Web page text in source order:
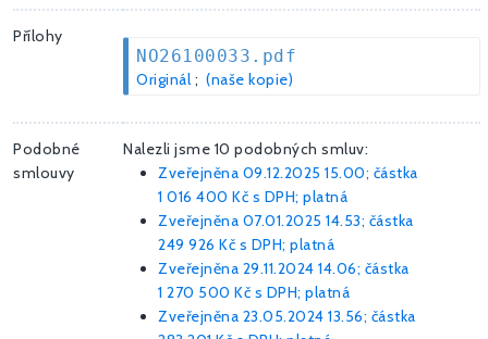
Přílohy
NO26100033.pdf
Originál ; (naše kopie)
Podobné
smlouvy
Nalezli jsme 10 podobných smluv:
Zveřejněna 09.12.2025 15.00; částka
1 016 400 Kč s DPH; platná
Zveřejněna 07.01.2025 14.53; částka
249 926 Kč s DPH; platná
Zveřejněna 29.11.2024 14.06; částka
1 270 500 Kč s DPH; platná
Zveřejněna 23.05.2024 13.56; částka